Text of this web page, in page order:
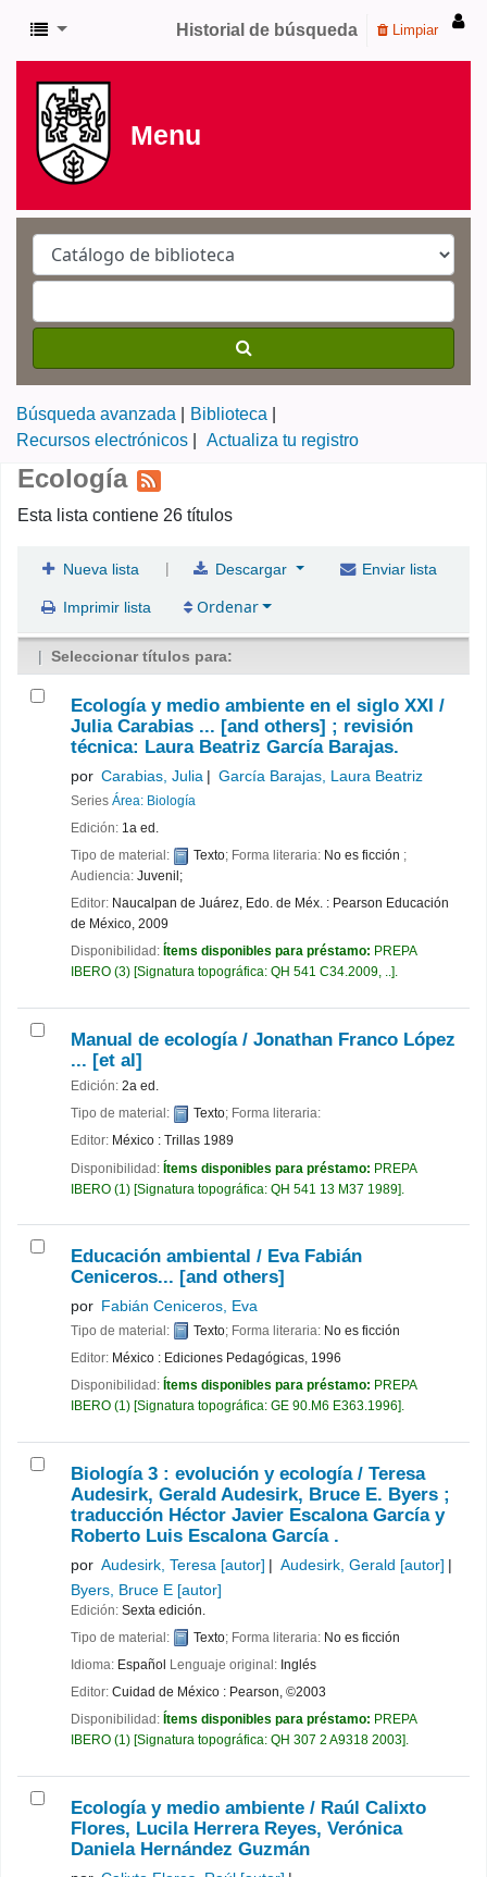
Historial de búsqueda Limpiar
Menu
Búsqueda avanzada
Biblioteca
Recursos electrónicos
Actualiza tu registro
Ecología
Esta lista contiene 26 títulos
Nueva lista | Descargar Enviar lista
Imprimir lista Ordenar
Seleccionar títulos para:
Ecología y medio ambiente en el siglo XXI /
Julia Carabias ... [and others] ; revisión
técnica: Laura Beatriz García Barajas.
por Carabias, Julia García Barajas, Laura Beatriz
Series Área: Biología
Edición: 1a ed.
Tipo de material:
Texto; Forma literaria: No es ficción ;
Audiencia: Juvenil;
Editor: Naucalpan de Juárez, Edo. de Méx. : Pearson Educación
de México, 2009
Disponibilidad: Ítems disponibles para préstamo: PREPA
IBERO (3) Signatura topográfica: QH 541 C34.2009, .. .
Manual de ecología / Jonathan Franco López
... [et al]
Edición: 2a ed.
Tipo de material:
Texto; Forma literaria:
Editor: México : Trillas 1989
Disponibilidad: Ítems disponibles para préstamo: PREPA
IBERO (1) Signatura topográfica: QH 541 13 M37 1989
Educación ambiental / Eva Fabián
Ceniceros... [and others]
por Fabián Ceniceros, Eva
Tipo de material: Texto; Forma literaria: No es ficción
Editor: México : Ediciones Pedagógicas, 1996
Disponibilidad: Ítems disponibles para préstamo: PREPA
IBERO (1) Signatura topográfica: GE 90.M6 E363.1996
Biología 3 : evolución y ecología / Teresa
Audesirk, Gerald Audesirk, Bruce E. Byers ;
traducción Héctor Javier Escalona García y
Roberto Luis Escalona García .
por Audesirk, Teresa [autor] Audesirk, Gerald [autor]
Byers, Bruce E [autor]
Edición: Sexta edición.
Tipo de material:
Texto; Forma literaria: No es ficción
Idioma: Español Lenguaje original: Inglés
Editor: Cuidad de México : Pearson, ©2003
Disponibilidad: Ítems disponibles para préstamo: PREPA
IBERO (1) Signatura topográfica: QH 307 2 A9318 2003 .
Ecología y medio ambiente / Raúl Calixto
Flores, Lucila Herrera Reyes, Verónica
Daniela Hernández Guzmán